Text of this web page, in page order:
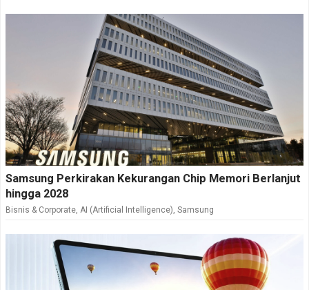
Samsung Perkirakan Kekurangan Chip Memori Berlanjut
hingga 2028
Bisnis & Corporate, AI (Artificial Intelligence), Samsung